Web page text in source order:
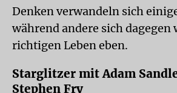
Denken verwandeln sich
während andere sich dagegen
richtigen Leben eben.
Starglitzer mit Adam
Stephen Fry